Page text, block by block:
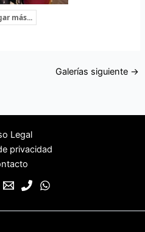
más...
Galerías siguiente →
Legal
privacidad